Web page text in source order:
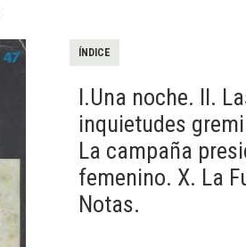
ÍNDICE
I.Una noche. II.
inquietudes
La campaña
femenino. X. La
Notas.